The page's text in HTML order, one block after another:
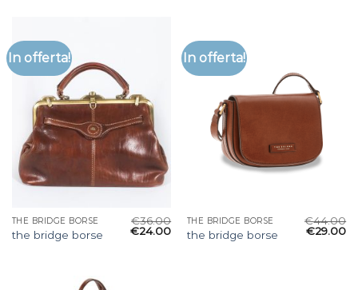
In offerta!
THE BRIDGE BORSE
the bridge borse
€36.00
€24.00
In offerta!
THE BRIDGE BORSE
the bridge borse
€44.00
€29.00